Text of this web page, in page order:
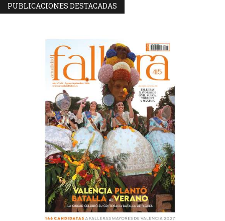
PUBLICACIONES DESTACADAS